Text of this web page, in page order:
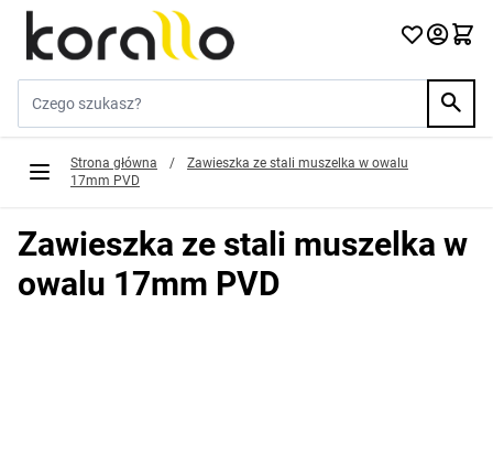
Przejdź do treści
Strona główna /
Zawieszka ze stali muszelka w owalu
17mm PVD
Zawieszka ze stali muszelka w
owalu 17mm PVD